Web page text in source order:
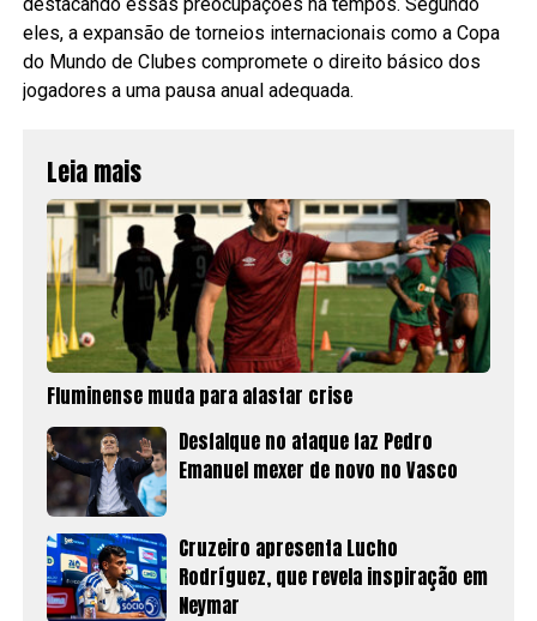
eles, a expansão de torneios internacionais como a Copa
do Mundo de Clubes compromete o direito básico dos
jogadores a uma pausa anual adequada.
Leia mais
Fluminense muda para afastar crise
Desfalque no ataque faz Pedro
Emanuel mexer de novo no Vasco
Cruzeiro apresenta Lucho
Rodríguez, que revela inspiração em
Neymar